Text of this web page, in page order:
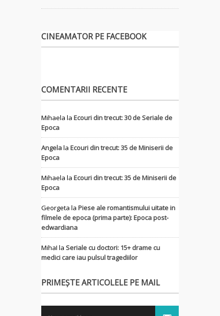
CINEAMATOR PE FACEBOOK
COMENTARII RECENTE
Mihaela la Ecouri din trecut: 30 de Seriale de
Epoca
Angelala Ecouri din trecut: 35 de Miniserii de
Epoca
Mihaela la Ecouri din trecut: 35 de Miniserii de
Epoca
Georgeta la Piese ale romantismului uitate in
filmele de epoca (prima parte): Epoca post-
edwardiana
MihaI la Seriale cu doctori: 15+ drame cu
medici care iau pulsul tragediilor
PRIMEȘTE ARTICOLELE PE MAIL